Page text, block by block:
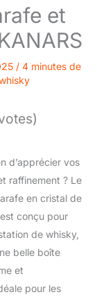
et
/ 4 minutes de
d’apprécier vos
raffinement ? Le
en cristal de
conçu pour
de whisky,
belle boîte
et
pour les